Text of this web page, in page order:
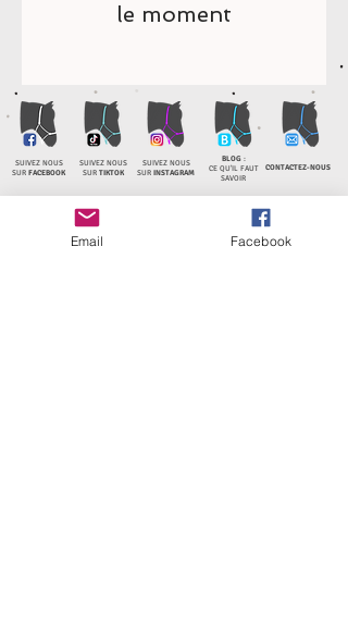
le moment
SUIVEZ NOUS
SUR FACEBOOK
SUIVEZ NOUS
SUR TIKTOK
SUIVEZ NOUS
SUR INSTAGRAM
BLOG:
CE QU'IL FAUT
SAVOIR
CONTACTEZ-NOUS
Email Facebook